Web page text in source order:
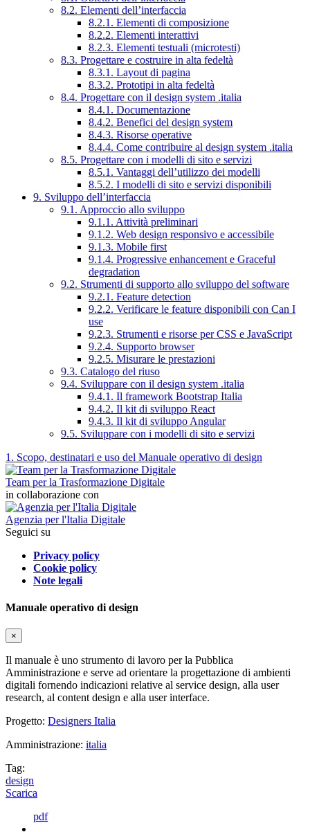
8.2. Elementi dell’interfaccia
8.2.1. Elementi di composizione
8.2.2. Elementi interattivi
8.2.3. Elementi testuali (microtesti)
8.3. Progettare e costruire in alta fedeltà
8.3.1. Layout di pagina
8.3.2. Prototipi in alta fedeltà
8.4. Progettare con il design system .italia
8.4.1. Documentazione
8.4.2. Benefici del design system
8.4.3. Risorse operative
8.4.4. Come contribuire al design system .italia
8.5. Progettare con i modelli di sito e servizi
8.5.1. Vantaggi dell’utilizzo dei modelli
8.5.2. I modelli di sito e servizi disponibili
9. Sviluppo dell’interfaccia
9.1. Approccio allo sviluppo
9.1.1. Attività preliminari
9.1.2. Web design responsivo e accessibile
9.1.3. Mobile first
9.1.4. Progressive enhancement e Graceful
degradation
9.2. Strumenti di supporto allo sviluppo del software
9.2.1. Feature detection
9.2.2. Verificare le feature disponibili con Can I
use
9.2.3. Strumenti e risorse per CSS e JavaScript
9.2.4. Supporto browser
9.2.5. Misurare le prestazioni
9.3. Catalogo del riuso
9.4. Sviluppare con il design system .italia
9.4.1. Il framework Bootstrap Italia
9.4.2. Il kit di sviluppo React
9.4.3. Il kit di sviluppo Angular
9.5. Sviluppare con i modelli di sito e servizi
1. Scopo, destinatari e uso del Manuale operativo di design
Team per la Trasformazione Digitale
in collaborazione con
Agenzia per l'Italia Digitale
Seguici su
Privacy policy
Cookie policy
Note legali
Manuale operativo di design
×
Il manuale è uno strumento di lavoro per la Pubblica
Amministrazione e serve ad orientare la progettazione di ambienti
digitali fornendo indicazioni relative al service design, alla user
research, al content design e alla user interface.
Progetto: Designers Italia
Amministrazione: italia
Tag:
design
Scarica
pdf